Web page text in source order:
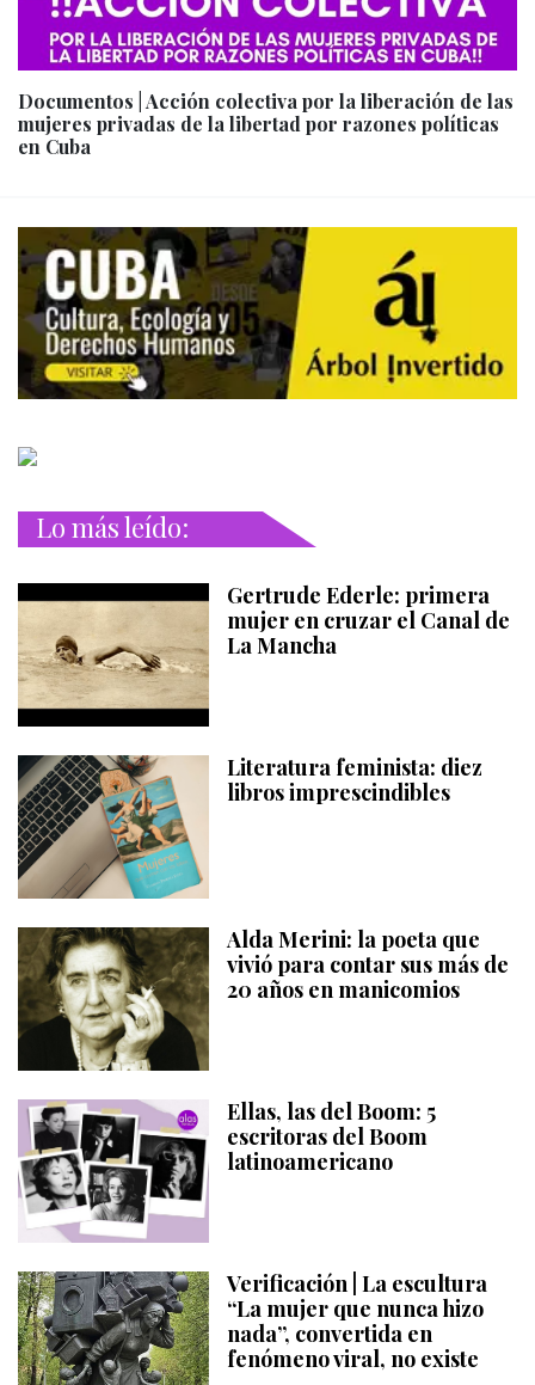
Documentos | Acción colectiva por la liberación de las
mujeres privadas de la libertad por razones políticas
en Cuba
Lo más leído:
Gertrude Ederle: primera
mujer en cruzar el Canal de
La Mancha
Literatura feminista: diez
libros imprescindibles
Alda Merini: la poeta que
vivió para contar sus más de
20 años en manicomios
Ellas, las del Boom: 5
escritoras del Boom
latinoamericano
Verificación | La escultura
“La mujer que nunca hizo
nada”, convertida en
fenómeno viral, no existe